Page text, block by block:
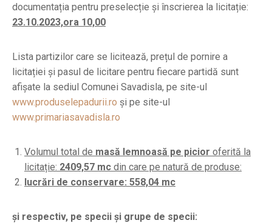
documentația pentru preselecție și înscrierea la licitație:
23.10.2023,ora 10,00
Lista partizilor care se licitează, prețul de pornire a
licitației și pasul de licitare pentru fiecare partidă sunt
afișate la sediul Comunei Savadisla, pe site-ul
www.produselepadurii.ro și pe site-ul
www.primariasavadisla.ro
Volumul total de masă lemnoasă pe picior oferită la
licitație: 2409,57 mc din care pe natură de produse:
lucrări de conservare: 558,04 mc
și respectiv, pe specii și grupe de specii: